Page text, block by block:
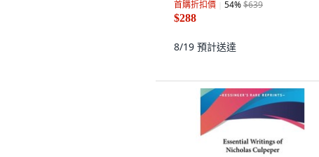
首購折扣價 54%$639
$288
8/19 預計送達